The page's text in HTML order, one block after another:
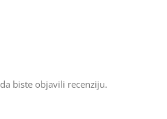
da biste objavili recenziju.